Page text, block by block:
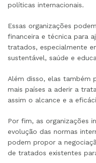
políticas internacionais.
Essas organizações
financeira e técnica para
tratados, especialmente
sustentável, saúde e
Além disso, elas também
mais países a aderir a
assim o alcance e a
Por fim, as organizações
evolução das normas
podem propor a
de tratados existentes